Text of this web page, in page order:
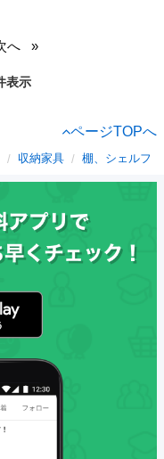
へ
表示
ページTOPへ
収納家具 棚、シェルフ